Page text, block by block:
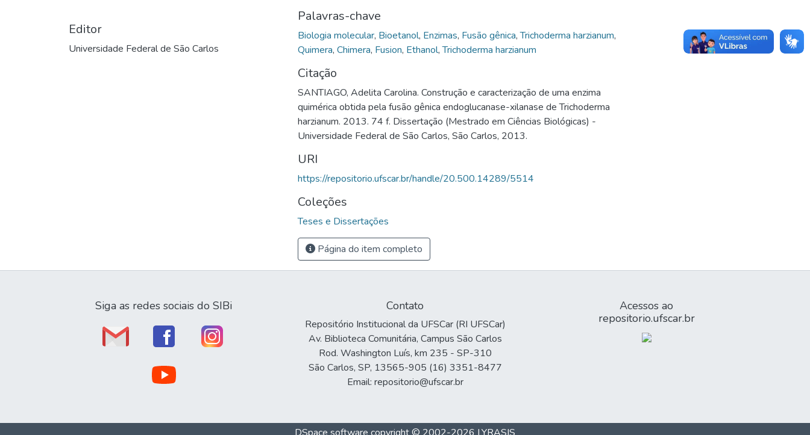
Editor
Universidade Federal de São Carlos
Palavras-chave
Biologia molecular, Bioetanol, Enzimas, Fusão gênica,Trichoderma harzianum,
Quimera, Chimera, Fusion, Ethanol,Trichoderma harzianum
Citação
SANTIAGO, Adelita Carolina. Construção e caracterização de uma enzima
quimérica obtida pela fusão gênica endoglucanase-xilanase de Trichoderma
harzianum. 2013. 74 f. Dissertação (Mestrado em Ciências Biológicas) -
Universidade Federal de São Carlos, São Carlos, 2013.
URI
https://repositorio.ufscar.br/handle/20.500.14289/5514
Coleções
Teses e Dissertações
Página do item completo
Siga as redes sociais do SIBi Contato
Repositório Institucional da UFSCar (RI UFSCar)
Av. Biblioteca Comunitária, Campus São Carlos
Rod. Washington Luís, km 235 - SP-310
São Carlos, SP, 13565-905 (16) 3351-8477
Email: repositorio@ufscar.br
Acessos ao
repositorio.ufscar.br